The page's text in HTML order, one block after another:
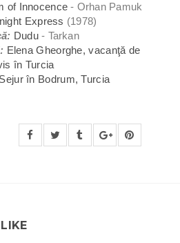
of Innocence - Orhan Pamuk
Express (1978)
Dudu - Tarkan
Elena Gheorghe, vacanţă de
în Turcia
Sejur în Bodrum, Turcia